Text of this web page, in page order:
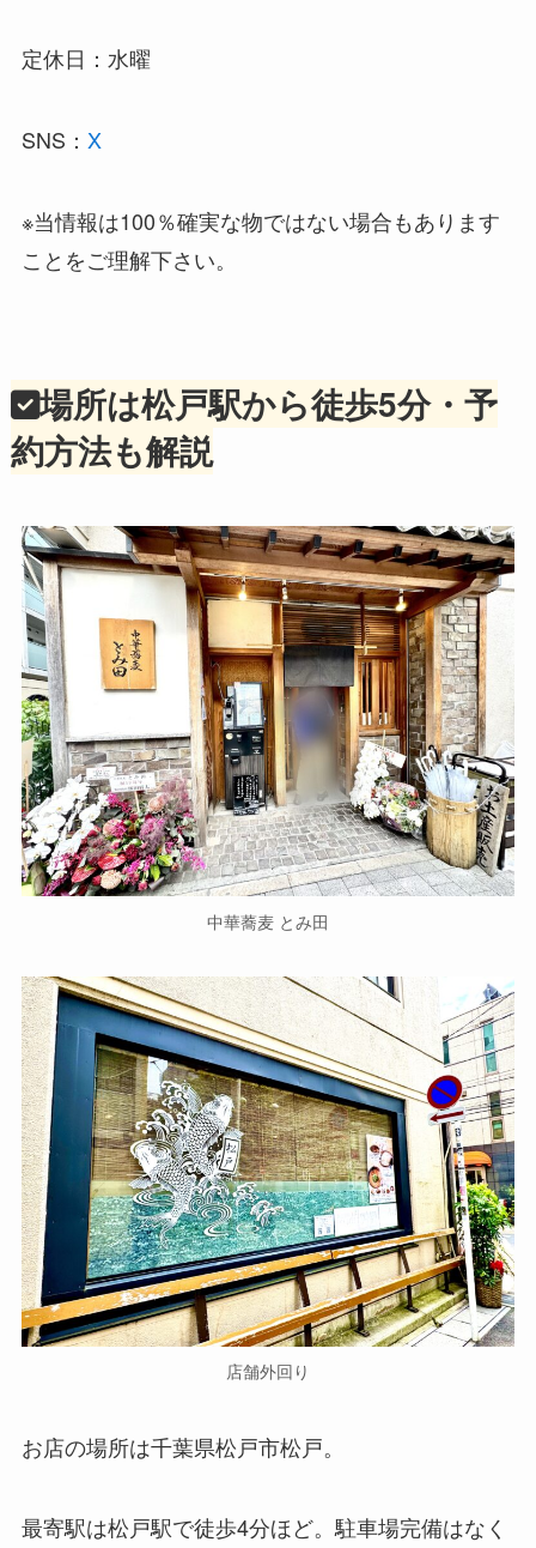
定休日：水曜
SNS： X
※当情報は100％確実な物ではない場合もあります
ことをご理解下さい。
場所は松戸駅から徒歩5分・予
約方法も解説
中華蕎麦 とみ田
店舗外回り
お店の場所は千葉県松戸市松戸。
最寄駅は松戸駅で徒歩4分ほど。駐車場完備はなく